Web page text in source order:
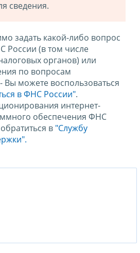
сведения.
задать какой-либо вопрос
России (в том числе
органов) или
по вопросам
Вы можете воспользоваться
в ФНС России".
интернет-
обеспечения ФНС
в "Службу